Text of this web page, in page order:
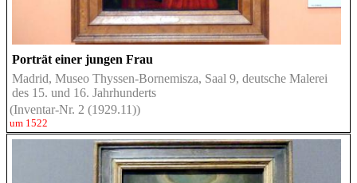
Porträt einer jungen Frau
Madrid, Museo Thyssen-Bornemisza, Saal 9, deutsche Malerei
des 15. und 16. Jahrhunderts
(Inventar-Nr. 2 (1929.11))
um 1522